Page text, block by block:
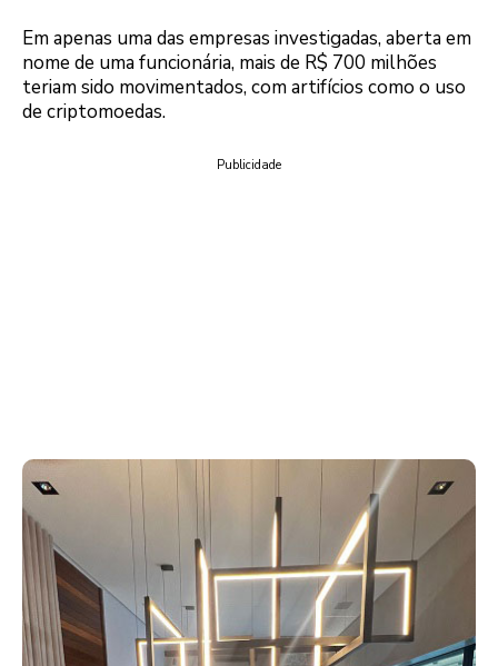
Em apenas uma das empresas investigadas, aberta em
nome de uma funcionária, mais de R$ 700 milhões
teriam sido movimentados, com artifícios como o uso
de criptomoedas.
Publicidade